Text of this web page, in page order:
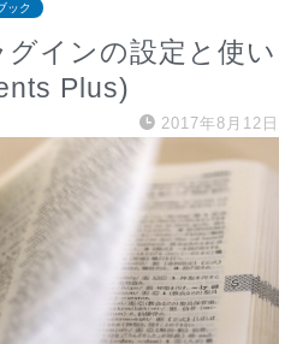
ック
グインの設定と使い
Plus)
2017年8月12日